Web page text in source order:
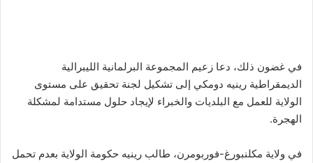
في غضون ذلك، دعا زعيم المجموعة البرلمانية الليبرالية
الديمقراطية رينيه دومكي إلى تشكيل لجنة تحقيق على مستوى
الولاية للعمل مع البلديات والخبراء لإيجاد حلول مستدامة لمشكلة
الهجرة.
في ولاية مكلنبورغ-فوربومرن، طالب رينيه حكومة الولاية بعدم تحمل